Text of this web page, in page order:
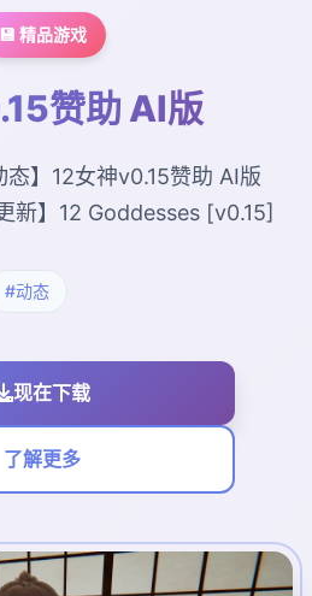
💾 精品游戏
赞助 AI版
态】12女神v0.15赞助 AI版
新】12 Goddesses [v0.15]
#动态
现在下载
了解更多